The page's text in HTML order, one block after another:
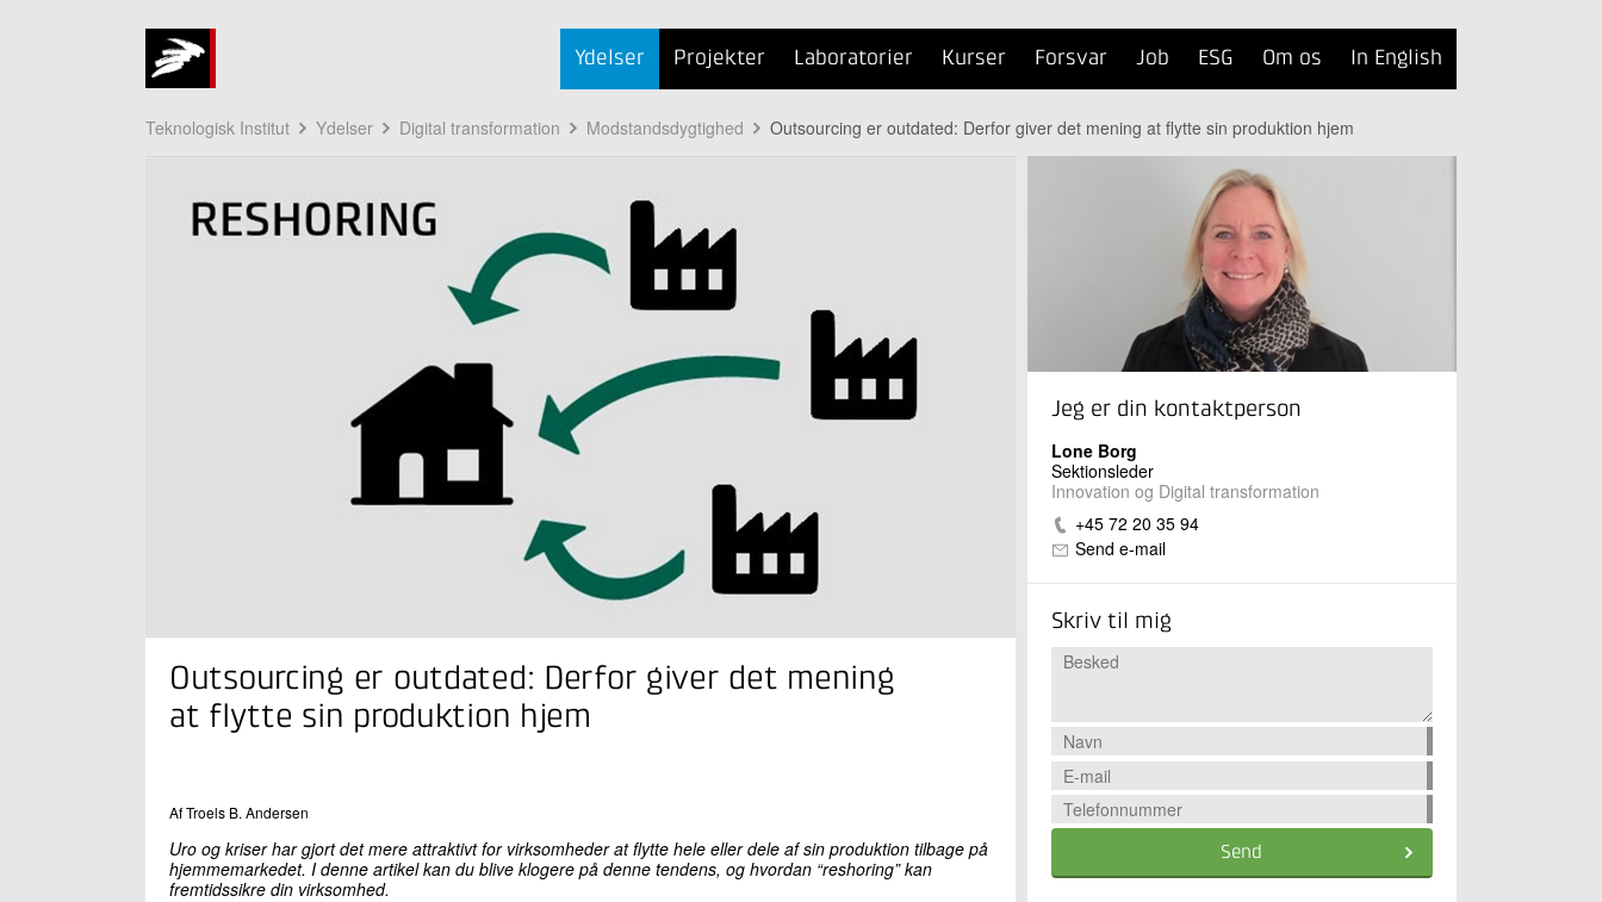
Ydelser Projekter Laboratorier Kurser Forsvar Job ESG Om os In English
Teknologisk Institut Ydelser Digital transformation Modstandsdygtighed Outsourcing er outdated: Derfor giver det mening at flytte sin produktion hjem
Outsourcing er outdated: Derfor giver det mening
at flytte sin produktion hjem
Af Troels B. Andersen
Uro og kriser har gjort det mere attraktivt for virksomheder at flytte hele eller dele af sin produktion tilbage på
hjemmemarkedet. I denne artikel kan du blive klogere på denne tendens, og hvordan “reshoring” kan
fremtidssikre din virksomhed.
Jeg er din kontaktperson
Lone Borg
Sektionsleder
Innovation og Digital transformation
+45 72 20 35 94
Send e-mail
Skriv til mig
Send